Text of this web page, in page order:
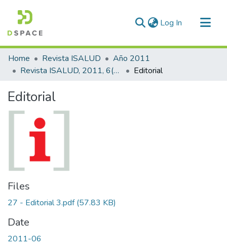
Log In (current)
Communities & Collections
All of DSpace
Home Revista ISALUD
Año 2011
Revista ISALUD, 2011, 6(27)
Editorial
Editorial
Files
27 - Editorial 3.pdf(57.83 KB)
Date
2011-06